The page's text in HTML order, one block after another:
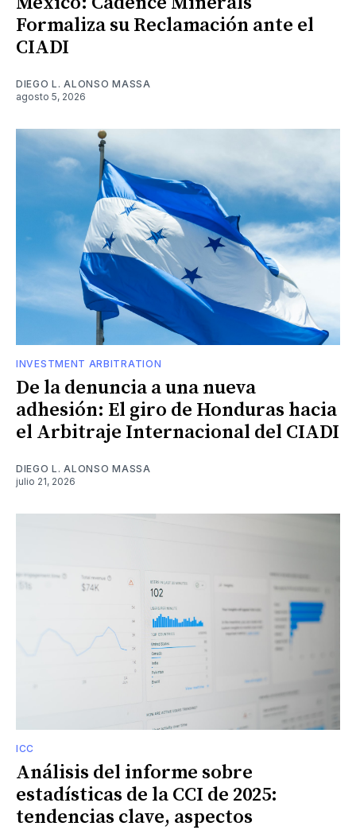
Formaliza su Reclamación ante el
CIADI
DIEGO L. ALONSO MASSA
agosto 5, 2026
INVESTMENT ARBITRATION
De la denuncia a una nueva
adhesión: El giro de Honduras hacia
el Arbitraje Internacional del CIADI
DIEGO L. ALONSO MASSA
julio 21, 2026
ICC
Análisis del informe sobre
estadísticas de la CCI de 2025:
tendencias clave, aspectos